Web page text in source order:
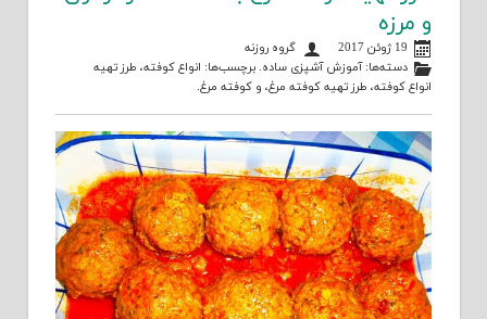
و مرزه
19 ژوئن 2017
گروه روزنه
دسته‌ها:آموزش آشپزی ساده. برچسب‌ها: انواع کوفته، طرز تهیه
انواع کوفته، طرز تهیه کوفته مرغ، و کوفته مرغ.